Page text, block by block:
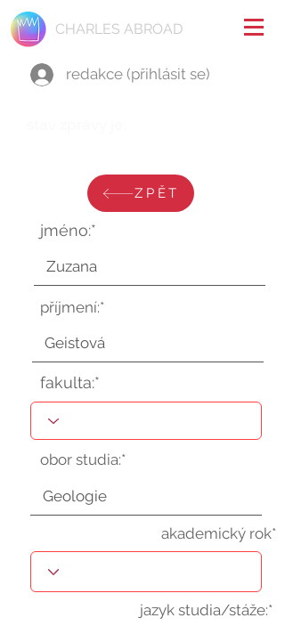
CHARLES ABROAD
redakce (přihlásit se)
ZPĚT
jméno:*
příjmení:*
fakulta:*
obor studia:*
akademický rok*
jazyk studia/stáže:*